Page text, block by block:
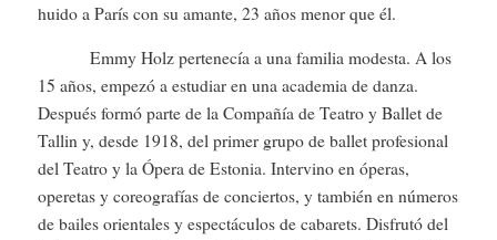
huido a París con su amante, 23 años menor que él.
Emmy Holz pertenecía a una familia modesta. A los
15 años, empezó a estudiar en una academia de danza.
Después formó parte de la Compañía de Teatro y Ballet de
Tallin y, desde 1918, del primer grupo de ballet profesional
del Teatro y la Ópera de Estonia. Intervino en óperas,
operetas y coreografías de conciertos, y también en números
de bailes orientales y espectáculos de cabarets. Disfrutó del